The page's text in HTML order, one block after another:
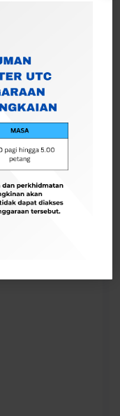
Kerja-Kerja
Untuk
Bilik
Lain-Lain Kerja
Pejabat Majlis
104/2025